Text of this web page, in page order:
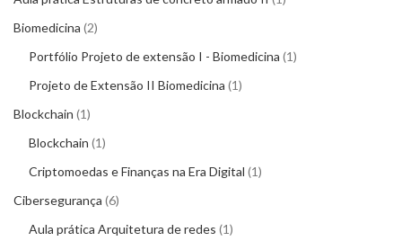
Biomedicina 2
Portfólio Projeto de extensão I - Biomedicina 1
Projeto de Extensão II Biomedicina 1
Blockchain 1
Blockchain 1
Criptomoedas e Finanças na Era Digital 1
Cibersegurança 6
Aula prática Arquitetura de redes 1